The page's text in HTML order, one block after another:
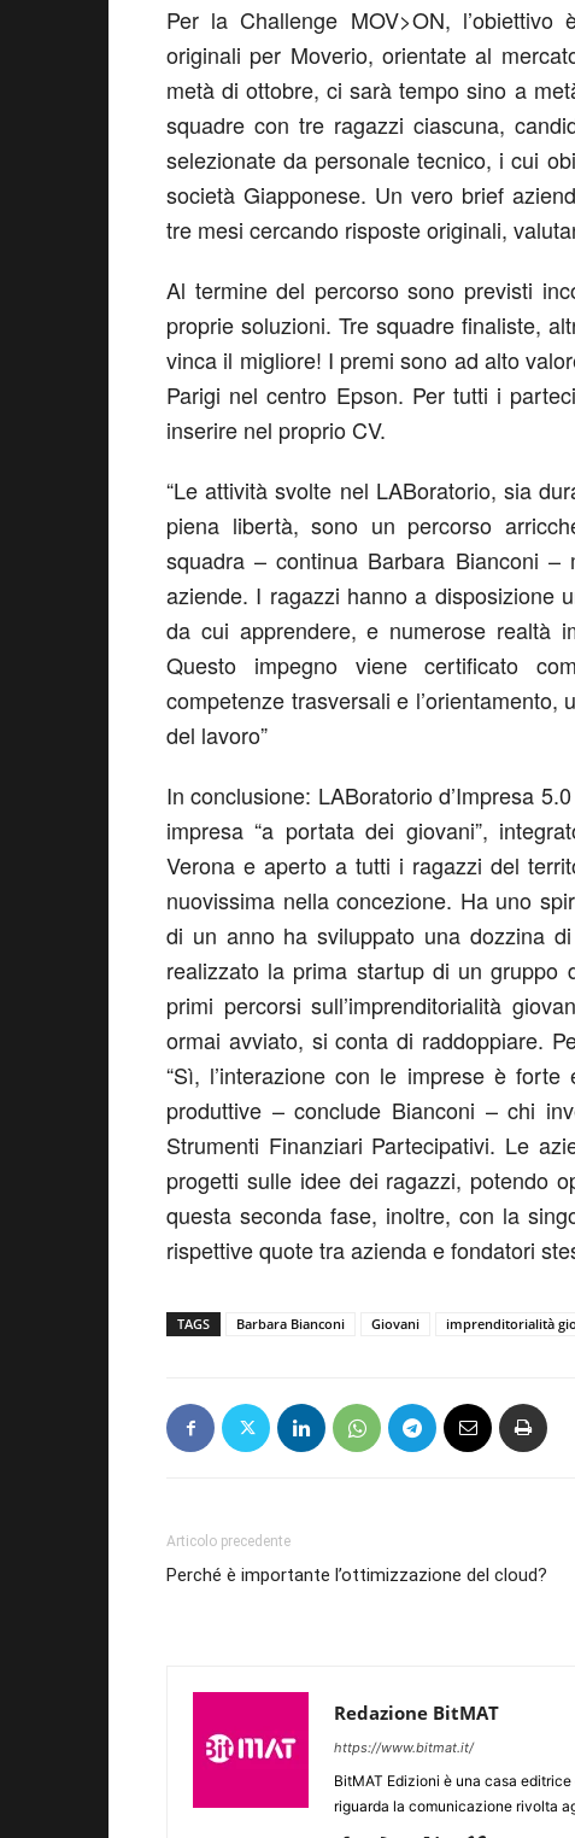
Per la Challenge MOV>ON,
originali per Moverio, orientate al
metà di ottobre, ci sarà tempo sino a
squadre con tre ragazzi ciascuna,
selezionate da personale tecnico, i cui
società Giapponese. Un vero brief
tre mesi cercando risposte originali,
Al termine del percorso sono previsti
proprie soluzioni. Tre squadre finaliste,
vinca il migliore! I premi sono ad alto
Parigi nel centro Epson. Per tutti i
inserire nel proprio CV.
“Le attività svolte nel LABoratorio, sia
piena libertà, sono un percorso
squadra – continua Barbara Bianconi
aziende. I ragazzi hanno a disposizione
da cui apprendere, e numerose realtà
Questo impegno viene certificato
competenze trasversali e
del lavoro”
In conclusione: LABoratorio d’Impresa
impresa “a portata dei giovani”,
Verona e aperto a tutti i ragazzi del
nuovissima nella concezione. Ha uno
di un anno ha sviluppato una dozzina
realizzato la prima startup di un
primi percorsi sull’imprenditorialità
ormai avviato, si conta di raddoppiare.
“Sì, l’interazione con le imprese è
produttive – conclude Bianconi – chi
Strumenti Finanziari Partecipativi. Le
progetti sulle idee dei ragazzi, potendo
questa seconda fase, inoltre, con la
rispettive quote tra azienda e fondatori
TAGS Barbara Bianconi Giovani imprenditorialità
Articolo precedente
Perché è importante l’ottimizzazione del cloud?
Redazione BitMAT
https://www.bitmat.it/
BitMAT Edizioni è una casa
riguarda la comunicazione rivolta